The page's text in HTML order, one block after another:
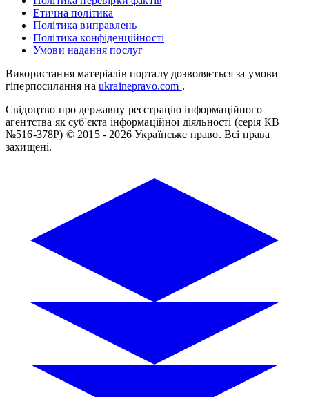
Етична політика
Політика виправлень
Політика конфіденційності
Умови надання послуг
Використання матеріалів порталу дозволяється за умови
гіперпосилання на ukrainepravo.com .
Свідоцтво про державну реєстрацію інформаційного
агентства як суб'єкта інформаційної діяльності (серія КВ
№516-378Р) © 2015 - 2026 Українське право. Всі права
захищені.